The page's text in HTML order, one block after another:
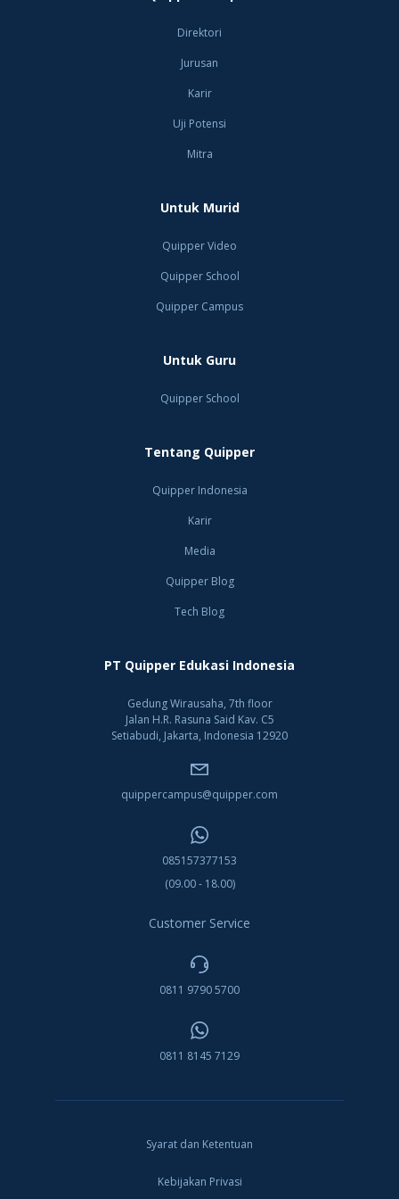
Direktori
Jurusan
Karir
Uji Potensi
Mitra
Untuk Murid
Quipper Video
Quipper School
Quipper Campus
Untuk Guru
Quipper School
Tentang Quipper
Quipper Indonesia
Karir
Media
Quipper Blog
Tech Blog
PT Quipper Edukasi Indonesia
Gedung Wirausaha, 7th floor
Jalan H.R. Rasuna Said Kav. C5
Setiabudi, Jakarta, Indonesia 12920
quippercampus@quipper.com
085157377153
(09.00 - 18.00)
Customer Service
0811 9790 5700
0811 8145 7129
Syarat dan Ketentuan
Kebijakan Privasi